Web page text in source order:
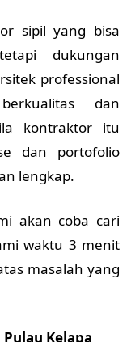
sipil yang bisa
dukungan
professional
dan
kontraktor itu
dan portofolio
lengkap.
akan coba cari
waktu 3 menit
masalah yang
Kelapa